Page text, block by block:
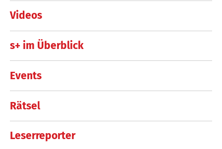
Videos
s+ im Überblick
Events
Rätsel
Leserreporter